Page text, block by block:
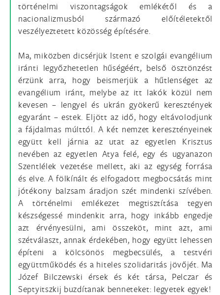
történelmi viszontagságok emlékétől és a
nacionalizmusból származó előítéletektől
veszélyeztetett közösség építésére.
Ma, miközben dicsérjük Istent e szolgái evangélium
iránti legyőzhetetlen hűségéért, belső ösztönzést
érzünk arra, hogy beismerjük a hűtlenséget az
evangélium iránt, melybe az itt lakók közül nem
kevesen – lengyel és ukrán gyökerű keresztények
egyaránt – estek. Eljött az idő, hogy eltávolodjunk
a fájdalmas múlttól. A két nemzet keresztényeinek
együtt kell járnia az utat az egyetlen Krisztus
nevében az egyetlen Atya felé, egy és ugyanazon
Szentlélek vezetése mellett, aki az egység forrása
és elve. A fölkínált és elfogadott megbocsátás mint
jótékony balzsam áradjon szét mindenki szívében.
A történelmi emlékezet megtisztítása tegyen
készségessé mindenkit arra, hogy inkább engedje
azt érvényesülni, ami összeköt, mint azt, ami
szétválaszt, annak érdekében, hogy együtt lehessen
építeni a kölcsönös megbecsülés, a testvéri
együttműködés és a hiteles szolidaritás jövőjét. Ma
Józef Bilczewski érsek és két társa, Pelczar és
Septyitszkij buzdítanak benneteket: legyetek egyek!